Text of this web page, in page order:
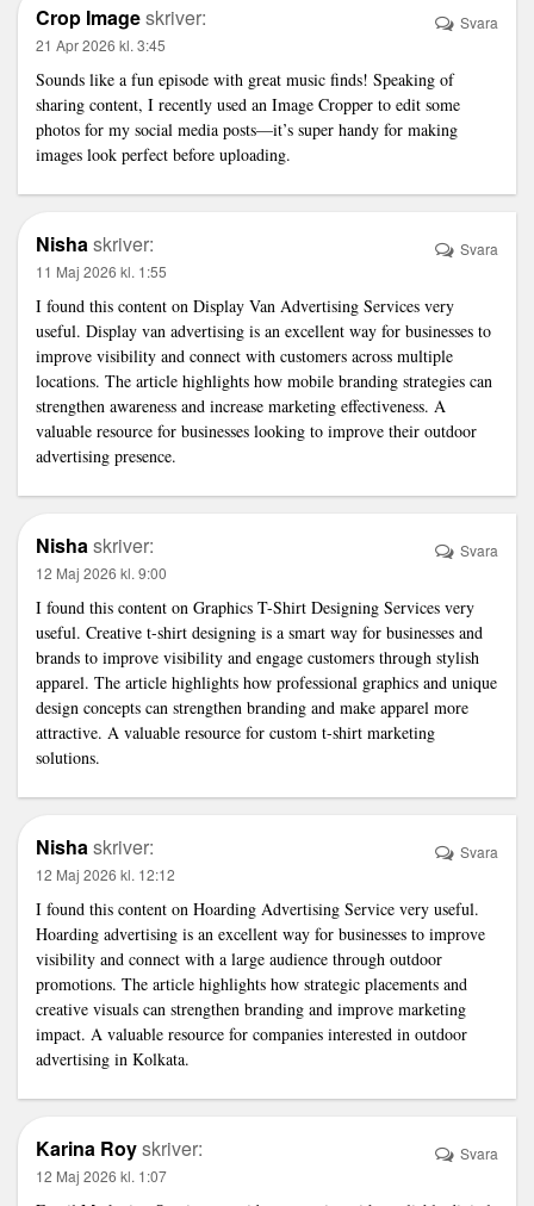
Crop Imageskriver:
21 Apr 2026 kl. 3:45
Sounds like a fun episode with great music finds! Speaking of
sharing content, I recently used an Image Cropper to edit some
photos for my social media posts—it’s super handy for making
images look perfect before uploading.
Svara
Nishaskriver:
11 Maj 2026 kl. 1:55
I found this content on Display Van Advertising Services very
useful. Display van advertising is an excellent way for businesses to
improve visibility and connect with customers across multiple
locations. The article highlights how mobile branding strategies can
strengthen awareness and increase marketing effectiveness. A
valuable resource for businesses looking to improve their outdoor
advertising presence.
Svara
Nishaskriver:
12 Maj 2026 kl. 9:00
I found this content on Graphics T-Shirt Designing Services very
useful. Creative t-shirt designing is a smart way for businesses and
brands to improve visibility and engage customers through stylish
apparel. The article highlights how professional graphics and unique
design concepts can strengthen branding and make apparel more
attractive. A valuable resource for custom t-shirt marketing
solutions.
Svara
Nishaskriver:
12 Maj 2026 kl. 12:12
I found this content on Hoarding Advertising Service very useful.
Hoarding advertising is an excellent way for businesses to improve
visibility and connect with a large audience through outdoor
promotions. The article highlights how strategic placements and
creative visuals can strengthen branding and improve marketing
impact. A valuable resource for companies interested in outdoor
advertising in Kolkata.
Svara
Karina Royskriver:
12 Maj 2026 kl. 1:07
Svara